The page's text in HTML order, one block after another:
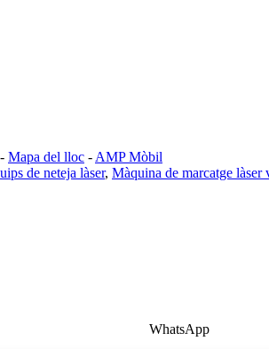
- Mapa del lloc -AMP Mòbil
de neteja làser, Màquina de marcatge làser
WhatsApp